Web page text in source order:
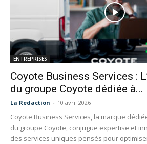
ENTREPRISES
Coyote Business Services :
du groupe Coyote dédiée à...
La Redaction - 10 avril 2026
Coyote Business Services, la marque
du groupe Coyote, conjugue expertise et
des services uniques pensés pour